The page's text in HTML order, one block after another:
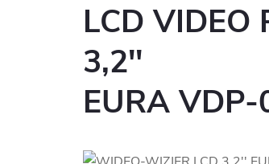
LCD VIDEO
3,2''
EURA